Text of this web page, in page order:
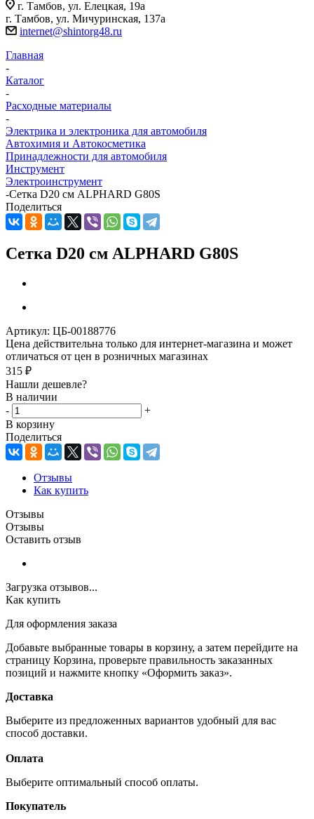
г. Тамбов, ул. Елецкая, 19а
г. Тамбов, ул. Мичуринская, 137а
internet@shintorg48.ru
Главная
-
Каталог
-
Расходные материалы
-
Электрика и электроника для автомобиля
Автохимия и Автокосметика
Принадлежности для автомобиля
Инструмент
Электроинструмент
-Сетка D20 см ALPHARD G80S
Поделиться
Сетка D20 см ALPHARD G80S
Артикул: ЦБ-00188776
Цена действительна только для интернет-магазина и может
отличаться от цен в розничных магазинах
315 ₽
Нашли дешевле?
В наличии
-
+
В корзину
Поделиться
Отзывы
Как купить
Отзывы
Отзывы
Оставить отзыв
Загрузка отзывов...
Как купить
Для оформления заказа
Добавьте выбранные товары в корзину, а затем перейдите на
страницу Корзина, проверьте правильность заказанных
позиций и нажмите кнопку «Оформить заказ».
Доставка
Выберите из предложенных вариантов удобный для вас
способ доставки.
Оплата
Выберите оптимальный способ оплаты.
Покупатель